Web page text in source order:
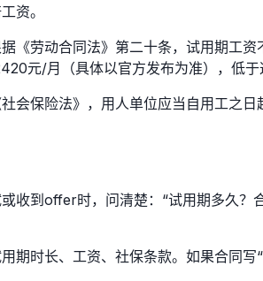
资。
《劳动合同法》第二十条，试用期工
元/月（具体以官方发布为准），低于
会保险法》，用人单位应当自用工之
收到offer时，问清楚：“试用期多久
期时长、工资、社保条款。如果合同